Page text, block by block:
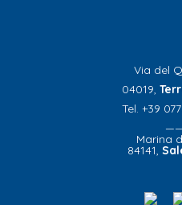
Via del
04019,
Tel. +39
Marina
84141,